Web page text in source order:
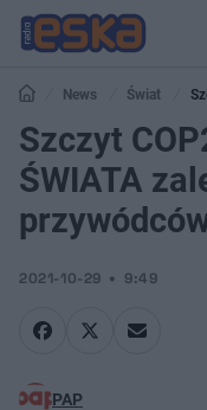
News Świat
ustaleń przywódców
Szczyt
ŚWIATA
2021-10-29 9:49
PAP